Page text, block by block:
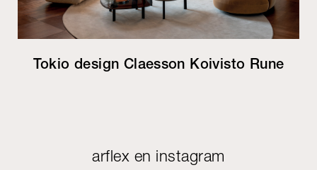
Tokio design Claesson Koivisto Rune
arflex en instagram